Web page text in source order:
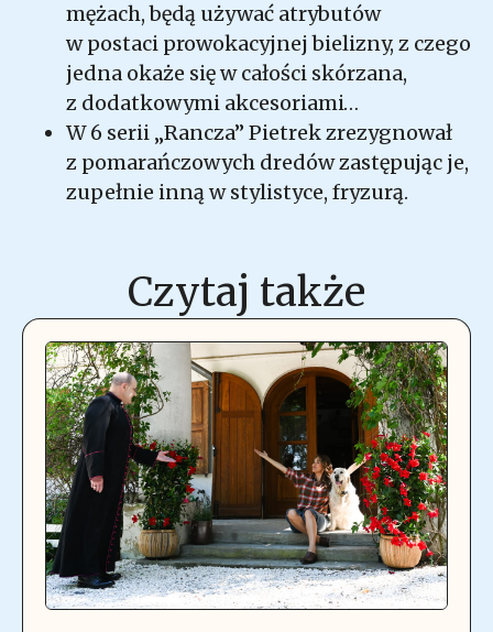
mężach, będą używać atrybutów
w postaci prowokacyjnej bielizny, z czego
jedna okaże się w całości skórzana,
z dodatkowymi akcesoriami…
W 6 serii „Rancza” Pietrek zrezygnował
z pomarańczowych dredów zastępując je,
zupełnie inną w stylistyce, fryzurą.
Czytaj także